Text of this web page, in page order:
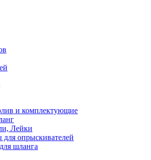
и комплектующие
Лейки
опрыскивателей
шланга